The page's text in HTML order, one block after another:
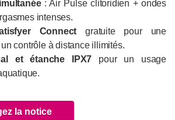
: Air Pulse clitoridien + ondes
intenses.
Connect gratuite pour une
contrôle à distance illimités.
et étanche IPX7 pour un usage
la notice